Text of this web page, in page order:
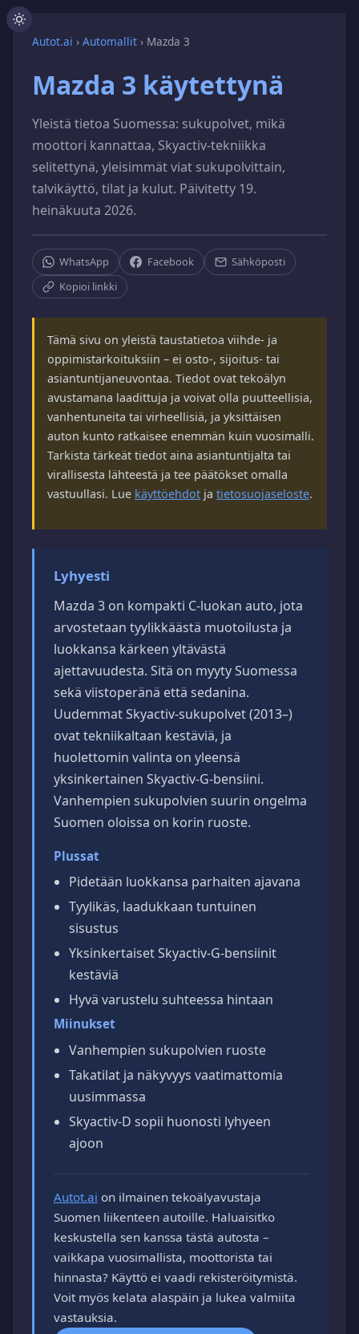
Autot.ai › Automallit › Mazda 3
Mazda 3 käytettynä
Yleistä tietoa Suomessa: sukupolvet, mikä
moottori kannattaa, Skyactiv-tekniikka
selitettynä, yleisimmät viat sukupolvittain,
talvikäyttö, tilat ja kulut. Päivitetty 19.
heinäkuuta 2026.
WhatsApp Facebook
Sähköposti
Kopioi linkki
Tämä sivu on yleistä taustatietoa viihde- ja
oppimistarkoituksiin – ei osto-, sijoitus- tai
asiantuntijaneuvontaa. Tiedot ovat tekoälyn
avustamana laadittuja ja voivat olla puutteellisia,
vanhentuneita tai virheellisiä, ja yksittäisen
auton kunto ratkaisee enemmän kuin vuosimalli.
Tarkista tärkeät tiedot aina asiantuntijalta tai
virallisesta lähteestä ja tee päätökset omalla
vastuullasi. Lue käyttöehdot ja tietosuojaseloste.
Lyhyesti
Mazda 3 on kompakti C-luokan auto, jota
arvostetaan tyylikkäästä muotoilusta ja
luokkansa kärkeen yltävästä
ajettavuudesta. Sitä on myyty Suomessa
sekä viistoperänä että sedanina.
Uudemmat Skyactiv-sukupolvet (2013–)
ovat tekniikaltaan kestäviä, ja
huolettomin valinta on yleensä
yksinkertainen Skyactiv-G-bensiini.
Vanhempien sukupolvien suurin ongelma
Suomen oloissa on korin ruoste.
Plussat
Pidetään luokkansa parhaiten ajavana
Tyylikäs, laadukkaan tuntuinen
sisustus
Yksinkertaiset Skyactiv-G-bensiinit
kestäviä
Hyvä varustelu suhteessa hintaan
Miinukset
Vanhempien sukupolvien ruoste
Takatilat ja näkyvyys vaatimattomia
uusimmassa
Skyactiv-D sopii huonosti lyhyeen
ajoon
Autot.ai on ilmainen tekoälyavustaja
Suomen liikenteen autoille. Haluaisitko
keskustella sen kanssa tästä autosta –
vaikkapa vuosimallista, moottorista tai
hinnasta? Käyttö ei vaadi rekisteröitymistä.
Voit myös kelata alaspäin ja lukea valmiita
vastauksia.